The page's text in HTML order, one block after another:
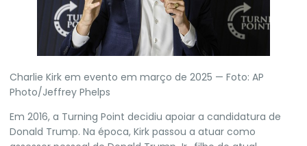
Charlie Kirk em evento em março de 2025 — Foto: AP
Photo/Jeffrey Phelps
Em 2016, a Turning Point decidiu apoiar a candidatura de
Donald Trump. Na época, Kirk passou a atuar como